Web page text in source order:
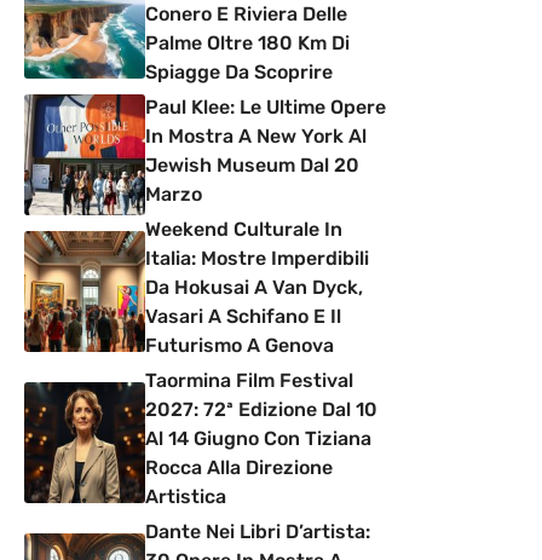
Conero E Riviera Delle
Palme Oltre 180 Km Di
Spiagge Da Scoprire
Paul Klee: Le Ultime Opere
In Mostra A New York Al
Jewish Museum Dal 20
Marzo
Weekend Culturale In
Italia: Mostre Imperdibili
Da Hokusai A Van Dyck,
Vasari A Schifano E Il
Futurismo A Genova
Taormina Film Festival
2027: 72ª Edizione Dal 10
Al 14 Giugno Con Tiziana
Rocca Alla Direzione
Artistica
Dante Nei Libri D’artista: